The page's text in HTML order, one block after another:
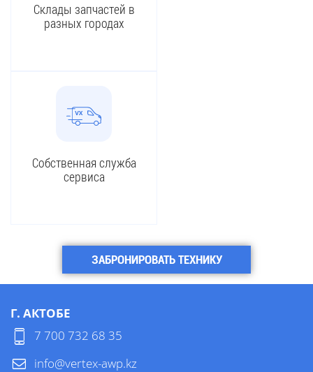
Склады запчастей в
разных городах
Собственная служба
сервиса
ЗАБРОНИРОВАТЬ ТЕХНИКУ
Г. АКТОБЕ
7 700 732 68 35
info@vertex-awp.kz